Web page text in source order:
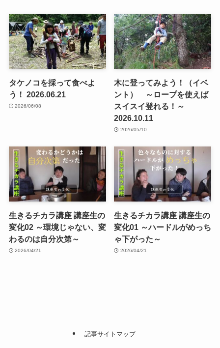
タケノコを採って食べよ
う！ 2026.06.21
2026/06/08
木に登ってみよう！（イベ
ント） ～ロープを使えば
スイスイ登れる！～
2026.10.11
2026/05/10
生きるチカラ講座 講座生の
変化02 ～環境じゃない、変
わるのは自分次第～
2026/04/21
生きるチカラ講座 講座生の
変化01 ～ハードルがめっち
ゃ下がった～
2026/04/21
記事サイトマップ